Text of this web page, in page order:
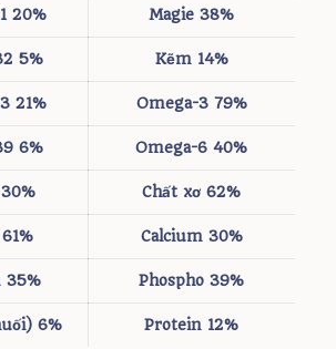
20% Magie 38%
5% Kẽm 14%
21% Omega-379%
6% Omega-6 40%
30% Chất xơ 62%
61% Calcium 30%
35% Phospho 39%
6% Protein 12%